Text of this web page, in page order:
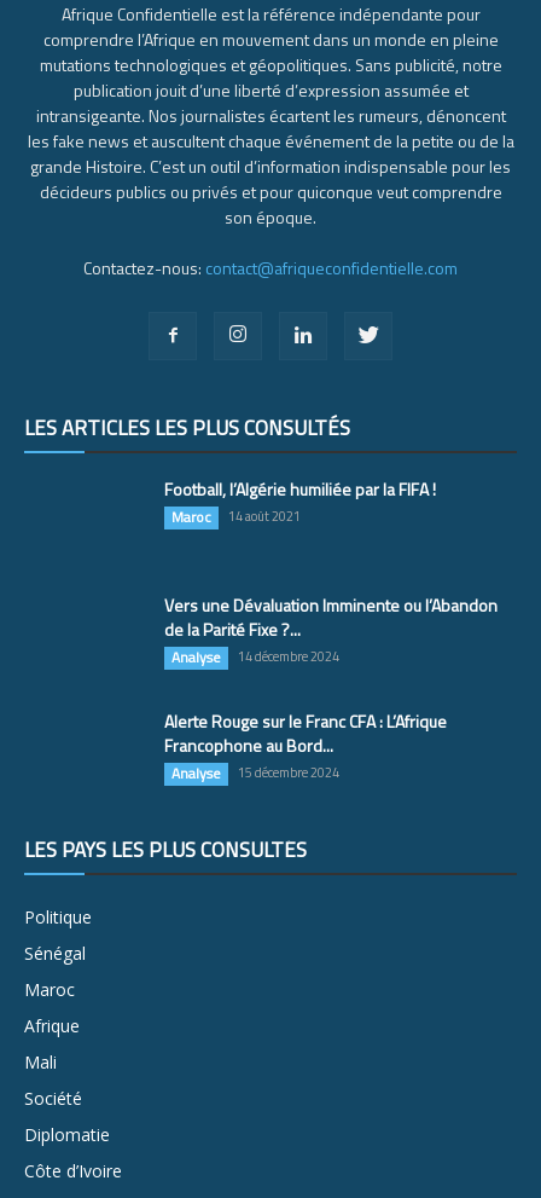
Afrique Confidentielle est la référence indépendante pour
comprendre l’Afrique en mouvement dans un monde en pleine
mutations technologiques et géopolitiques. Sans publicité, notre
publication jouit d’une liberté d’expression assumée et
intransigeante. Nos journalistes écartent les rumeurs, dénoncent
les fake news et auscultent chaque événement de la petite ou de la
grande Histoire. C’est un outil d’information indispensable pour les
décideurs publics ou privés et pour quiconque veut comprendre
son époque.
Contactez-nous: contact@afriqueconfidentielle.com
LES ARTICLES LES PLUS CONSULTÉS
Football, l’Algérie humiliée par la FIFA !
Maroc 14 août 2021
Vers une Dévaluation Imminente ou l’Abandon
de la Parité Fixe ?...
Analyse 14 décembre 2024
Alerte Rouge sur le Franc CFA : L’Afrique
Francophone au Bord...
Analyse 15 décembre 2024
LES PAYS LES PLUS CONSULTÉS
Politique
Sénégal
Maroc
Afrique
Mali
Société
Diplomatie
Côte d’Ivoire